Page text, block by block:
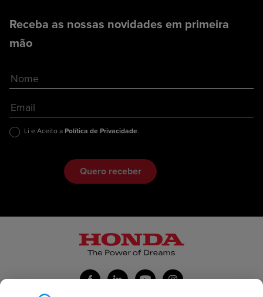
Receba as nossas novidades em primeira
mão
Li e Aceito a Política de Privacidade.